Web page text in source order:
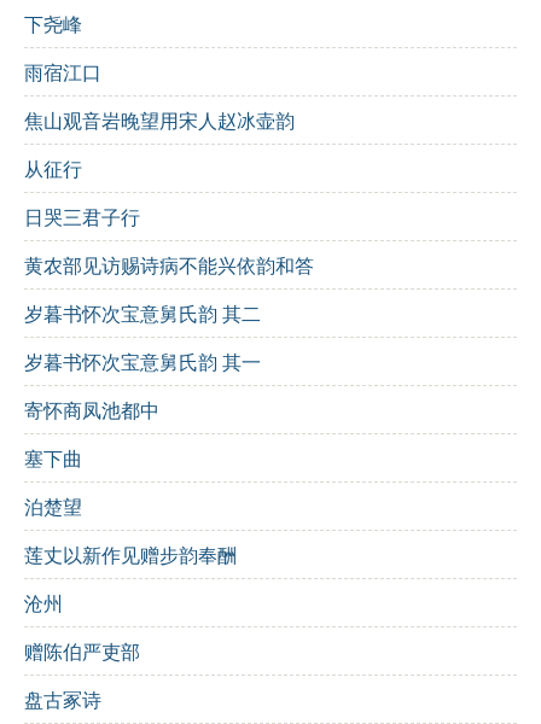
下尧峰
雨宿江口
焦山观音岩晚望用宋人赵冰壶韵
从征行
日哭三君子行
黄农部见访赐诗病不能兴依韵和答
岁暮书怀次宝意舅氏韵 其二
岁暮书怀次宝意舅氏韵 其一
寄怀商凤池都中
塞下曲
泊楚望
莲丈以新作见赠步韵奉酬
沧州
赠陈伯严吏部
盘古冢诗
逐句解析:
几番吹月梅边: 多次在梅树旁听笛声，象征着对过去的
回忆。
一双瘦鹤支烟冷: 瘦鹤象征孤独与清冷，营造出凄凉的
氛围。
江城又晚，飞花渐寂，今宵倦艇
落，船上的倦意加深了孤独感。
宿鹭惊沙: 栖息的白鹭因惊动而飞起，象征着不安与忧
虑。
趁荒洲渺霭: 荒凉的洲头与朦胧的雾气给人一种迷失的
感觉。
修辞手法
比喻: “羁魂”比喻受束缚的心灵。
拟人
对仗: 句式工整，增强了诗的韵律感。
主题思想
怀念，以及在孤独中对生活的思考。